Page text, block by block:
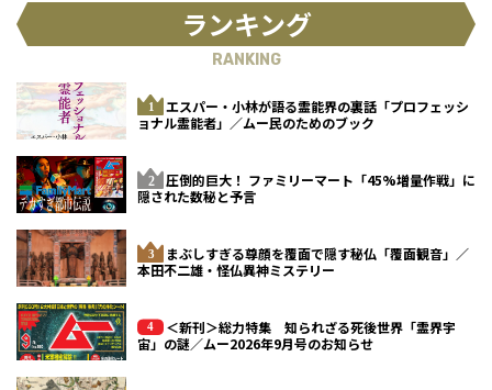
ランキング
RANKING
エスパー・小林が語る霊能界の裏話「プロフェッシ
ョナル霊能者」／ムー民のためのブック
圧倒的巨大！ ファミリーマート「45%増量作戦」に
隠された数秘と予言
まぶしすぎる尊顔を覆面で隠す秘仏「覆面観音」／
本田不二雄・怪仏異神ミステリー
＜新刊＞総力特集 知られざる死後世界「霊界宇
宙」の謎／ムー2026年9月号のお知らせ